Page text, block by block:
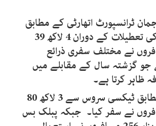
ٹرانسپورٹ اتھارٹی کے مطابق
عید الاضحی کی تعطیلات کے دوران 4 لاکھ 39
مسافروں نے مختلف سفری ذرائع
جو گزشتہ سال کے مقابلے میں
اتھارٹی کے مطابق ٹیکسی سروس سے 3 لاکھ 80
622 مسافروں نے سفر کیا۔ جبکہ پبلک بس